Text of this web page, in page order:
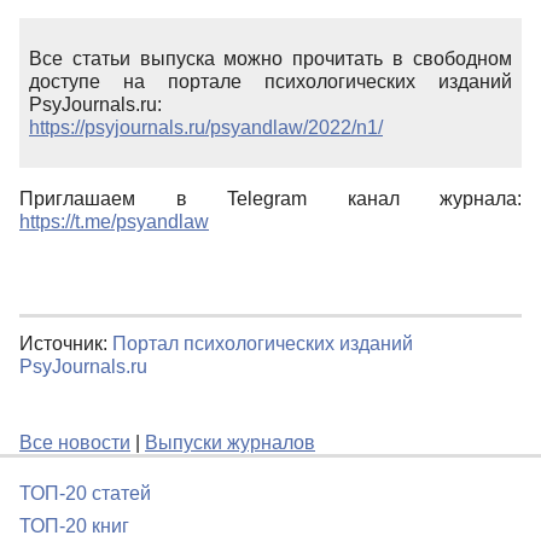
Все статьи выпуска можно прочитать в свободном
доступе на портале психологических изданий
PsyJournals.ru:
https://psyjournals.ru/psyandlaw/2022/n1/
Приглашаем в Telegram канал журнала:
https://t.me/psyandlaw
Источник: Портал психологических изданий
PsyJournals.ru
Все новости Выпуски журналов
ТОП-20 статей
ТОП-20 книг